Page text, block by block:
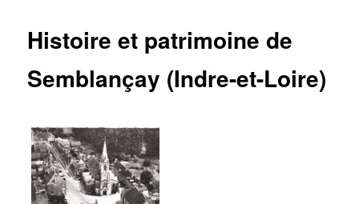
Histoire et patrimoine de
Semblançay (Indre-et-Loire)